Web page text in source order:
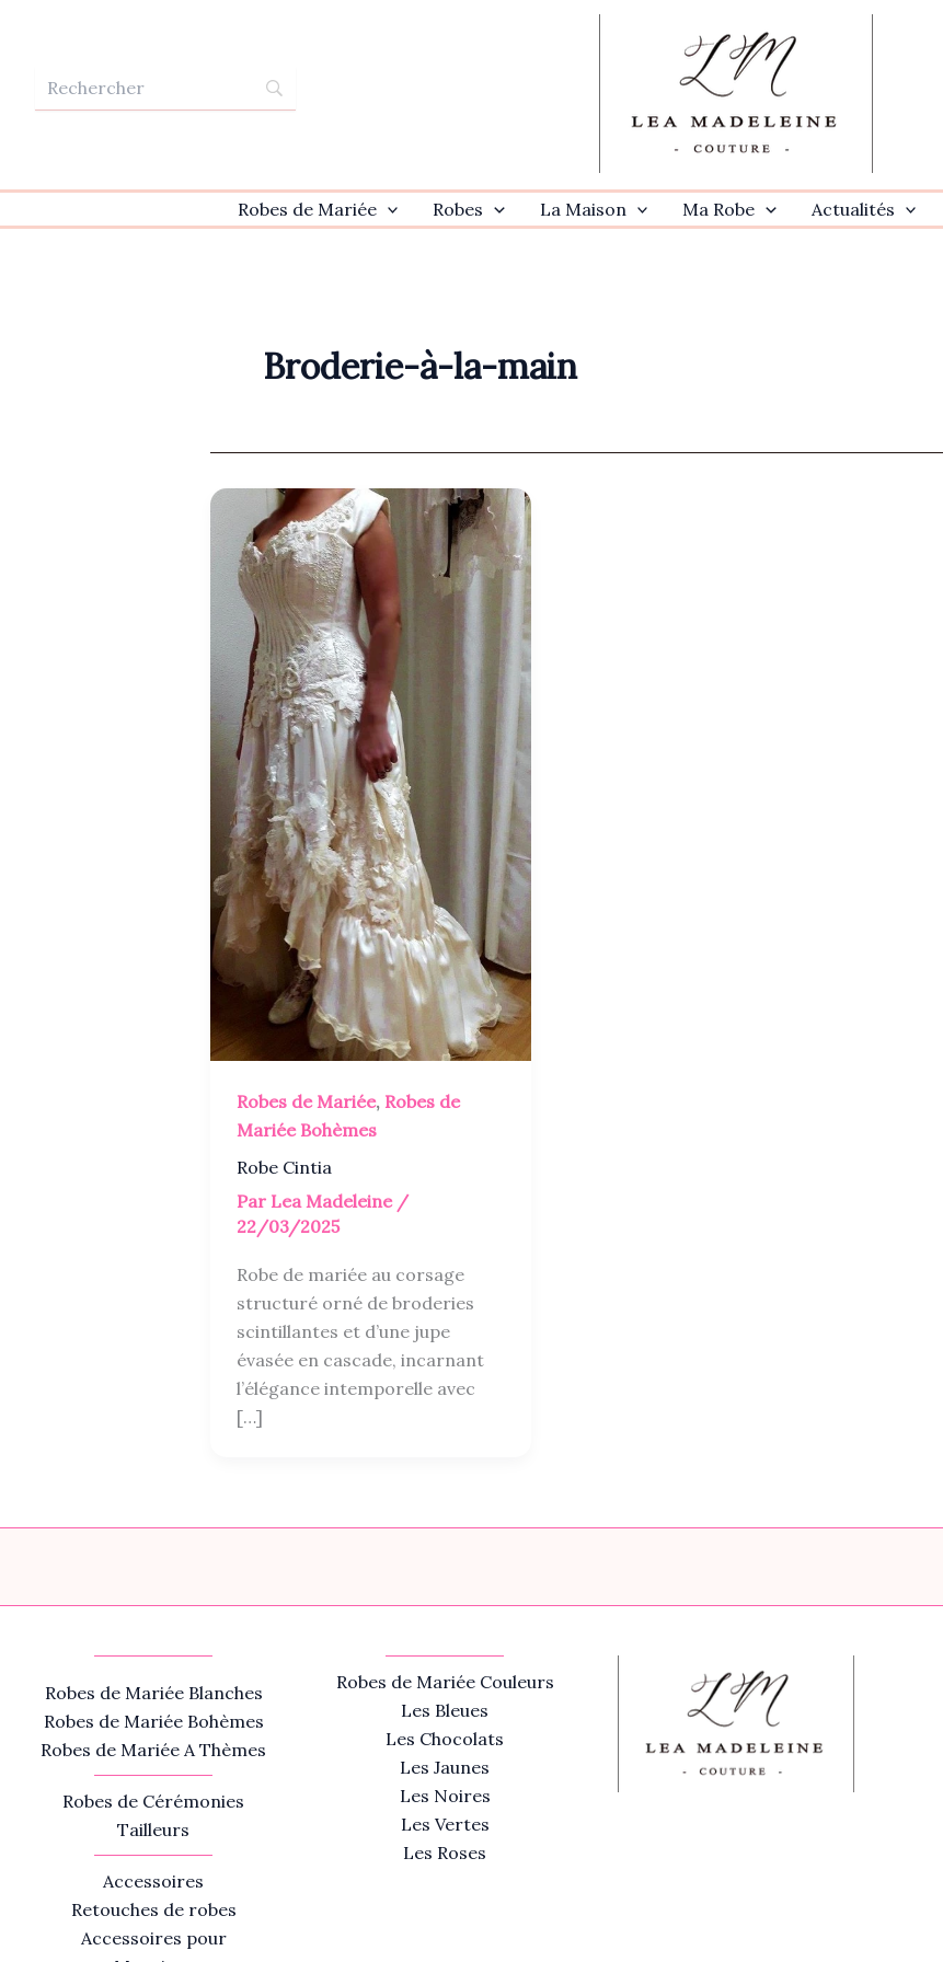
Robes de Mariée Robes La Maison Ma Robe Actualités
Broderie-à-la-main
Robes de Mariée, Robes de
Mariée Bohèmes
Robe Cintia
Par Lea Madeleine /
22/03/2025
Robe de mariée au corsage
structuré orné de broderies
scintillantes et d’une jupe
évasée en cascade, incarnant
l’élégance intemporelle avec
[…]
Robes de Mariée Blanches
Robes de Mariée Bohèmes
Robes de Mariée A Thèmes
Robes de Cérémonies
Tailleurs
Accessoires
Retouches de robes
Accessoires pour
Robes de Mariée Couleurs
Les Bleues
Les Chocolats
Les Jaunes
Les Noires
Les Vertes
Les Roses